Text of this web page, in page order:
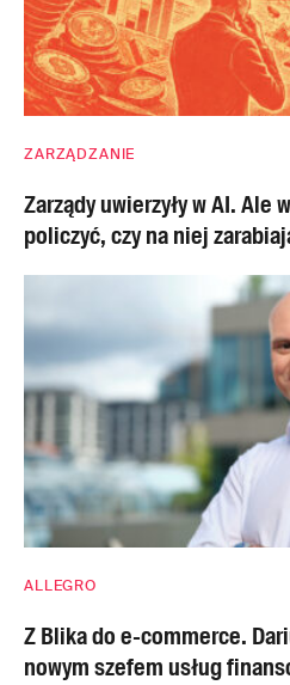
ZARZĄDZANIE
Zarządy uwierzyły w AI. Ale
policzyć, czy na niej
ALLEGRO
Z Blika do e-commerce.
nowym szefem usług